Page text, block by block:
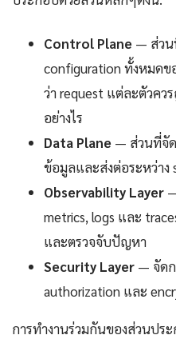
Control Plane — ส่วน
configuration ทั้งหมด
ว่า request แต่ละตัวคว
อย่างไร
Data Plane — ส่วนที่จั
ข้อมูลและส่งต่อระหว่าง
Observability Layer
metrics, logs และ
และตรวจจับปัญหา
Security Layer — จัดก
authorization และ
การทำงานร่วมกันของส่วนปร